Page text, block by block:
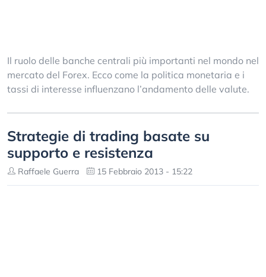
Il ruolo delle banche centrali più importanti nel mondo nel
mercato del Forex. Ecco come la politica monetaria e i
tassi di interesse influenzano l’andamento delle valute.
Strategie di trading basate su
supporto e resistenza
Raffaele Guerra 15 Febbraio 2013 - 15:22